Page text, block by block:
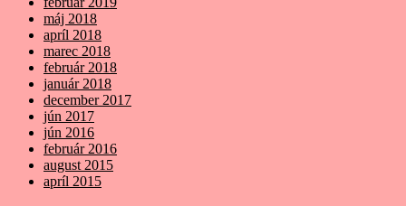
máj 2018
apríl 2018
marec 2018
február 2018
január 2018
december 2017
jún 2017
jún 2016
február 2016
august 2015
apríl 2015